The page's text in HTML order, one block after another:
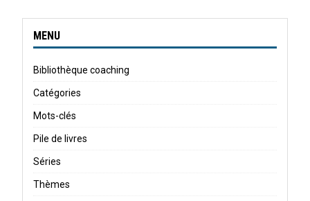
MENU
Bibliothèque coaching
Catégories
Mots-clés
Pile de livres
Séries
Thèmes